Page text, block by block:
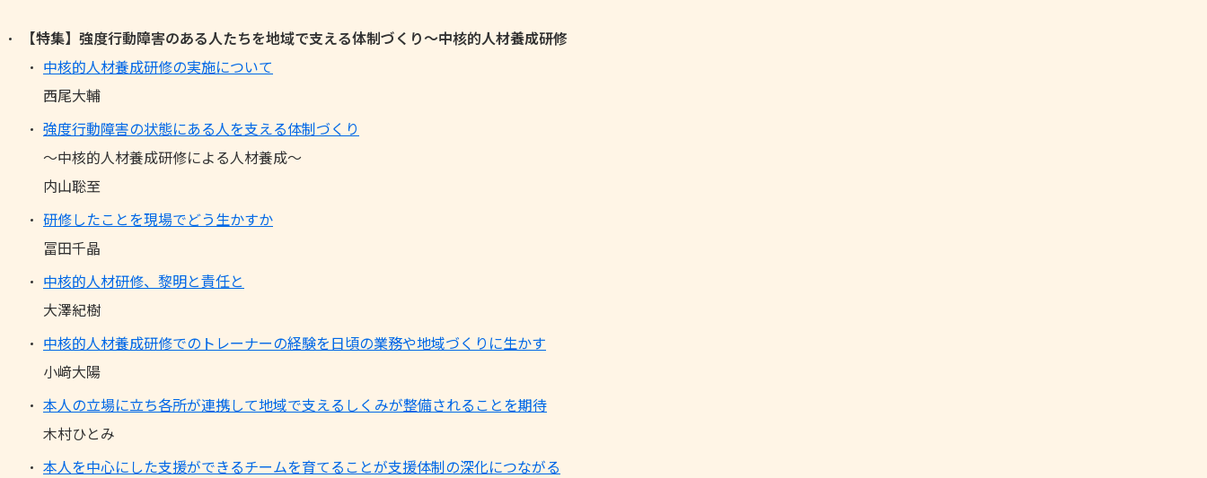
【特集】強度行動障害のある人たちを地域で支える体制づくり～中核的人材養成研修
中核的人材養成研修の実施について
西尾大輔
強度行動障害の状態にある人を支える体制づくり
～中核的人材養成研修による人材養成～
内山聡至
研修したことを現場でどう生かすか
冨田千晶
中核的人材研修、黎明と責任と
大澤紀樹
中核的人材養成研修でのトレーナーの経験を日頃の業務や地域づくりに生かす
小﨑大陽
本人の立場に立ち各所が連携して地域で支えるしくみが整備されることを期待
木村ひとみ
本人を中心にした支援ができるチームを育てることが支援体制の深化につながる